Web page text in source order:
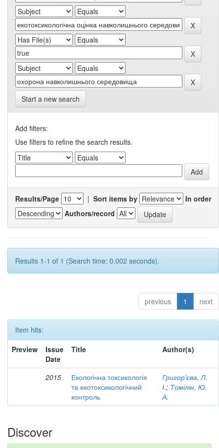
Start a new search
Add filters:
Use filters to refine the search results.
Results/Page | Sort items by
In order
Authors/record
Results 1-1 of 1 (Search time: 0.002 seconds).
previous 1 next
Item hits:
Preview
Issue
Date
Title Author(s)
2015
Екологічна токсикологія
та екотоксикологічний
контроль
Григор'єва, Л.
І.; Томілін, Ю.
А.
Discover